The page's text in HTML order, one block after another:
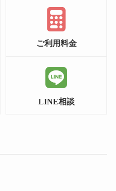
ご利用料金
LINE相談